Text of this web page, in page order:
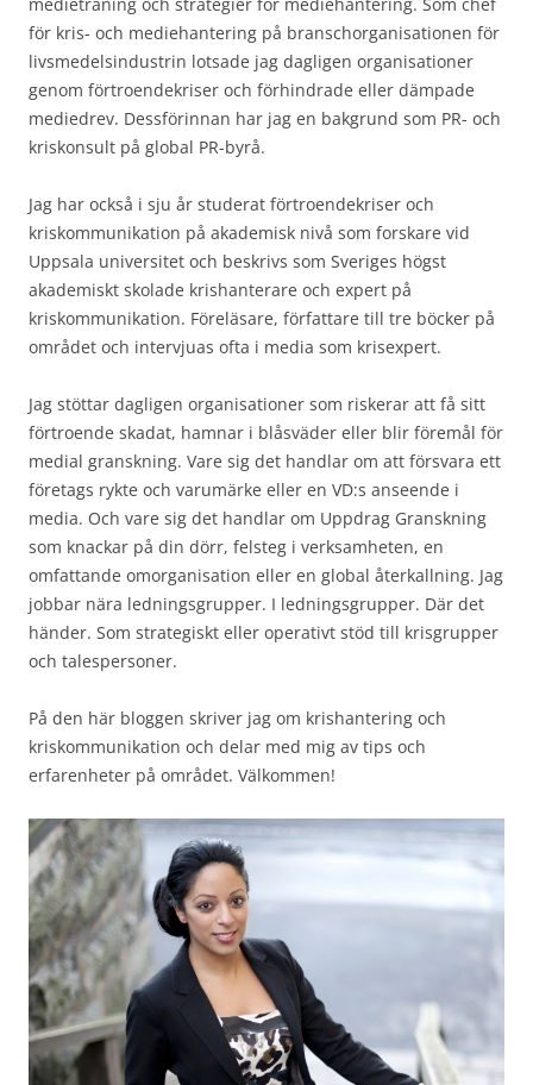
för kris- och mediehantering på branschorganisationen för
livsmedelsindustrin lotsade jag dagligen organisationer
genom förtroendekriser och förhindrade eller dämpade
mediedrev. Dessförinnan har jag en bakgrund som PR- och
kriskonsult på global PR-byrå.
Jag har också i sju år studerat förtroendekriser och
kriskommunikation på akademisk nivå som forskare vid
Uppsala universitet och beskrivs som Sveriges högst
akademiskt skolade krishanterare och expert på
kriskommunikation. Föreläsare, författare till tre böcker på
området och intervjuas ofta i media som krisexpert.
Jag stöttar dagligen organisationer som riskerar att få sitt
förtroende skadat, hamnar i blåsväder eller blir föremål för
medial granskning. Vare sig det handlar om att försvara ett
företags rykte och varumärke eller en VD:s anseende i
media. Och vare sig det handlar om Uppdrag Granskning
som knackar på din dörr, felsteg i verksamheten, en
omfattande omorganisation eller en global återkallning. Jag
jobbar nära ledningsgrupper. I ledningsgrupper. Där det
händer. Som strategiskt eller operativt stöd till krisgrupper
och talespersoner.
På den här bloggen skriver jag om krishantering och
kriskommunikation och delar med mig av tips och
erfarenheter på området. Välkommen!